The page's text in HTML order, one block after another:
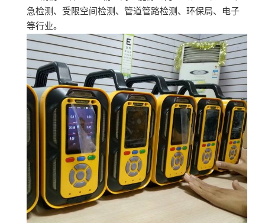
急检测、受限空间检测、管道管路检测、环保局、电子
等行业。